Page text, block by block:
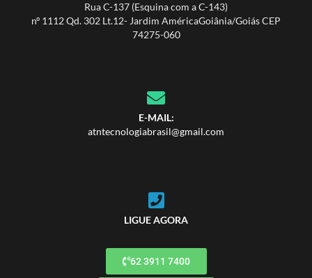
Rua C-137 (Esquina com a C-143)
nº 1112 Qd. 302 Lt.12- Jardim AméricaGoiânia/Goiás CEP
74275-060
E-MAIL:
atntecnologiabrasil@gmail.com
LIGUE AGORA
62 3911 7400